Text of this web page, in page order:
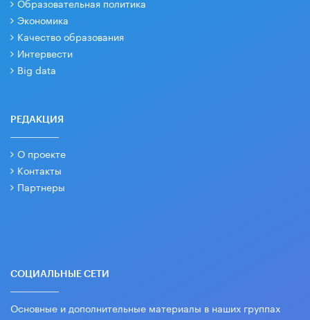
Экономика
Качество образования
Интервести
Big data
РЕДАКЦИЯ
О проекте
Контакты
Партнеры
СОЦИАЛЬНЫЕ СЕТИ
Основные и дополнительные материалы в наших группах